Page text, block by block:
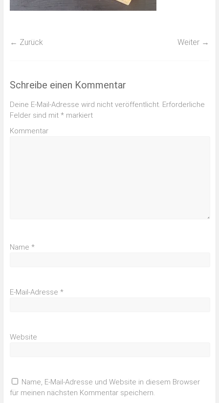
← Zurück Weiter →
Schreibe einen Kommentar
Deine E-Mail-Adresse wird nicht veröffentlicht. Erforderliche
Felder sind mit *markiert
Kommentar
Name *
E-Mail-Adresse *
Website
Name, E-Mail-Adresse und Website in diesem Browser
für meinen nächsten Kommentar speichern.